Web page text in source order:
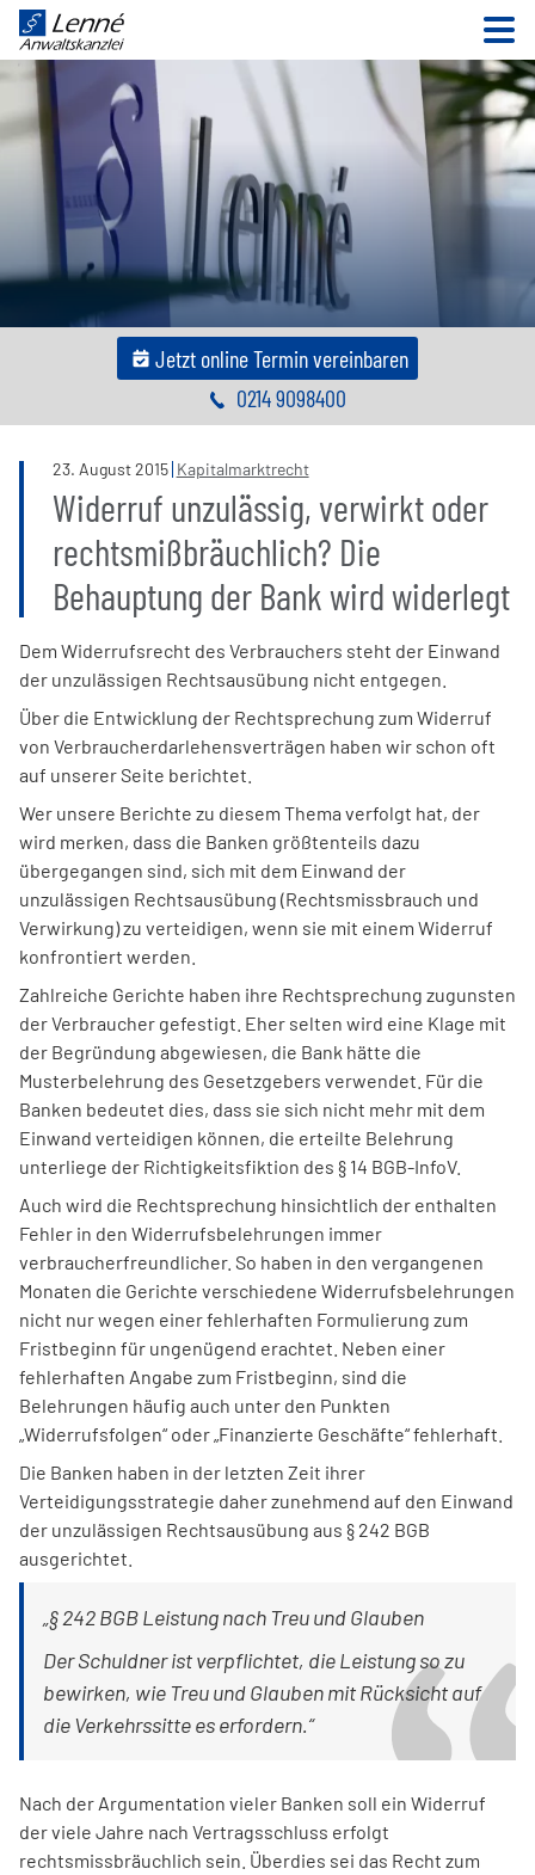
Jetzt online Termin vereinbaren
0214 9098400
23. August2015 Kapitalmarktrecht
Widerruf unzulässig, verwirkt oder
rechtsmißbräuchlich? Die
Behauptung der Bank wird widerlegt
Dem Widerrufsrecht des Verbrauchers steht der Einwand
der unzulässigen Rechtsausübung nicht entgegen.
Über die Entwicklung der Rechtsprechung zum Widerruf
von Verbraucherdarlehensverträgen haben wir schon oft
auf unserer Seite berichtet.
Wer unsere Berichte zu diesem Thema verfolgt hat, der
wird merken, dass die Banken größtenteils dazu
übergegangen sind, sich mit dem Einwand der
unzulässigen Rechtsausübung (Rechtsmissbrauch und
Verwirkung) zu verteidigen, wenn sie mit einem Widerruf
konfrontiert werden.
Zahlreiche Gerichte haben ihre Rechtsprechung zugunsten
der Verbraucher gefestigt. Eher selten wird eine Klage mit
der Begründung abgewiesen, die Bank hätte die
Musterbelehrung des Gesetzgebers verwendet. Für die
Banken bedeutet dies, dass sie sich nicht mehr mit dem
Einwand verteidigen können, die erteilte Belehrung
unterliege der Richtigkeitsfiktion des § 14 BGB-InfoV.
Auch wird die Rechtsprechung hinsichtlich der enthalten
Fehler in den Widerrufsbelehrungen immer
verbraucherfreundlicher. So haben in den vergangenen
Monaten die Gerichte verschiedene Widerrufsbelehrungen
nicht nur wegen einer fehlerhaften Formulierung zum
Fristbeginn für ungenügend erachtet. Neben einer
fehlerhaften Angabe zum Fristbeginn, sind die
Belehrungen häufig auch unter den Punkten
„Widerrufsfolgen“ oder „Finanzierte Geschäfte“ fehlerhaft.
Die Banken haben in der letzten Zeit ihrer
Verteidigungsstrategie daher zunehmend auf den Einwand
der unzulässigen Rechtsausübung aus § 242 BGB
ausgerichtet.
„§ 242 BGB Leistung nach Treu und Glauben
Der Schuldner ist verpflichtet, die Leistung so zu
bewirken, wie Treu und Glauben mit Rücksicht auf
die Verkehrssitte es erfordern.“
Nach der Argumentation vieler Banken soll ein Widerruf
der viele Jahre nach Vertragsschluss erfolgt
rechtsmissbräuchlich sein. Überdies sei das Recht zum